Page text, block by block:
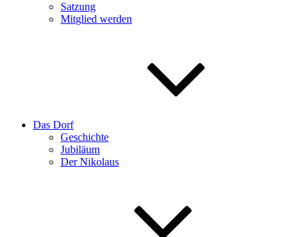
Satzung
Mitglied werden
Das Dorf
Geschichte
Jubiläum
Der Nikolaus